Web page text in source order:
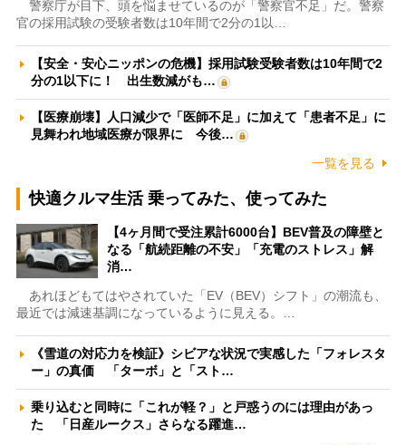
警察庁が目下、頭を悩ませているのが「警察官不足」だ。警察
官の採用試験の受験者数は10年間で2分の1以…
【安全・安心ニッポンの危機】採用試験受験者数は10年間で2
分の1以下に！ 出生数減がも…
【医療崩壊】人口減少で「医師不足」に加えて「患者不足」に
見舞われ地域医療が限界に 今後…
一覧を見る
快適クルマ生活 乗ってみた、使ってみた
【4ヶ月間で受注累計6000台】BEV普及の障壁と
なる「航続距離の不安」「充電のストレス」解
消…
あれほどもてはやされていた「EV（BEV）シフト」の潮流も、
最近では減速基調になっているように見える。…
《雪道の対応力を検証》シビアな状況で実感した「フォレスタ
ー」の真価 「ターボ」と「スト…
乗り込むと同時に「これが軽？」と戸惑うのには理由があっ
た 「日産ルークス」さらなる躍進…